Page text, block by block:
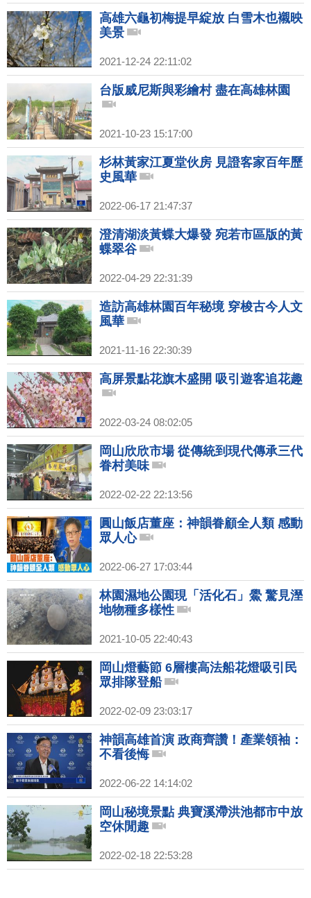
高雄六龜初梅提早綻放 白雪木也襯映
美景
2021-12-24 22:11:02
台版威尼斯與彩繪村 盡在高雄林園
2021-10-23 15:17:00
杉林黃家江夏堂伙房 見證客家百年歷
史風華
2022-06-17 21:47:37
澄清湖淡黃蝶大爆發 宛若市區版的黃
蝶翠谷
2022-04-29 22:31:39
造訪高雄林園百年秘境 穿梭古今人文
風華
2021-11-16 22:30:39
高屏景點花旗木盛開 吸引遊客追花趣
2022-03-24 08:02:05
岡山欣欣市場 從傳統到現代傳承三代
眷村美味
2022-02-22 22:13:56
圓山飯店董座：神韻眷顧全人類 感動
眾人心
2022-06-27 17:03:44
林園濕地公園現「活化石」鱟 驚見溼
地物種多樣性
2021-10-05 22:40:43
岡山燈藝節 6層樓高法船花燈吸引民
眾排隊登船
2022-02-09 23:03:17
神韻高雄首演 政商齊讚！產業領袖：
不看後悔
2022-06-22 14:14:02
岡山秘境景點 典寶溪滯洪池都市中放
空休閒趣
2022-02-18 22:53:28